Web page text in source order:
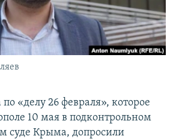
КРЫМА
«делу 26 февраля», которое
10 мая в подконтрольном
суде Крыма, допросили